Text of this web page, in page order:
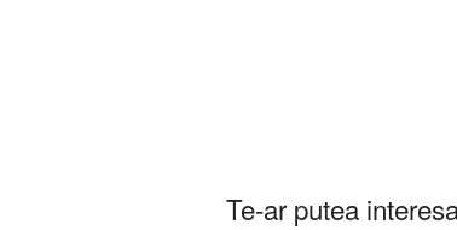
Te-ar putea